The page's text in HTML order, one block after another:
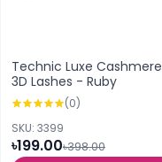
Technic Luxe Cashmere
3D Lashes - Ruby
(0)
SKU: 3399
৳199.00৳398.00